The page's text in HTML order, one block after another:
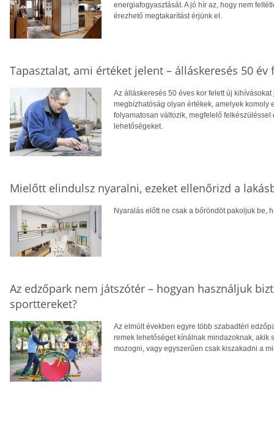
energiafogyasztását. A jó hír az, hogy nem
érezhető megtakarítást érjünk el.
Tapasztalat, ami értéket jelent – álláskeresés 50 év
Az álláskeresés 50 éves kor felett új
megbízhatóság olyan értékek, amelyek komoly
folyamatosan változik, megfelelő
lehetőségeket.
Mielőtt elindulsz nyaralni, ezeket ellenőrizd a
Nyaralás előtt ne csak a bőröndöt pakoljuk be,
Az edzőpark nem játszótér – hogyan használjuk
sporttereket?
Az elmúlt években egyre több szabadtéri
remek lehetőséget kínálnak mindazoknak,
mozogni, vagy egyszerűen csak kiszakadni a